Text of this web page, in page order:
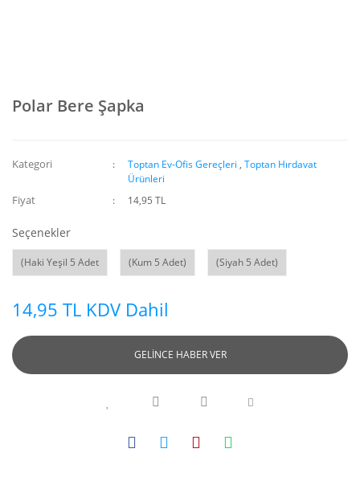
Polar Bere Şapka
Kategori Toptan Ev-Ofis Gereçleri ,Toptan Hırdavat
Ürünleri
Fiyat 14,95 TL
Seçenekler
(Haki Yeşil 5 Adet (Kum 5 Adet) (Siyah 5 Adet)
14,95 TL KDV Dahil
GELİNCE HABER VER